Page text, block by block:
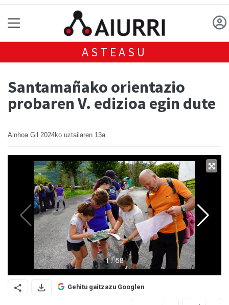
ASTEASU
Santamañako orientazio
probaren V. edizioa egin dute
Ainhoa Gil 2024ko uztailaren 13a
Gehitu gaitzazu Googlen